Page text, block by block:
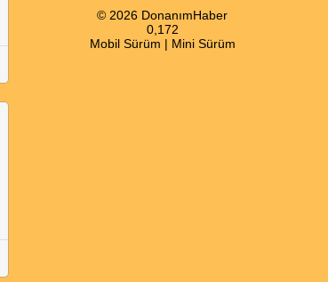
© 2026 DonanımHaber
0,172
Mobil Sürüm | Mini Sürüm